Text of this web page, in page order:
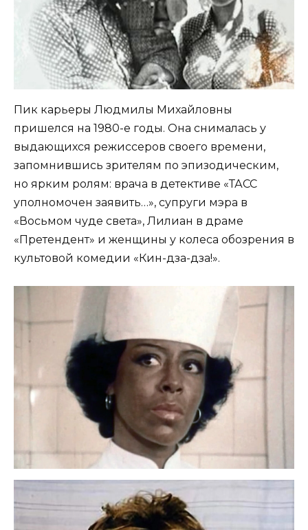
Пик карьеры Людмилы Михайловны
пришелся на 1980-е годы. Она снималась у
выдающихся режиссеров своего времени,
запомнившись зрителям по эпизодическим,
но ярким ролям: врача в детективе «ТАСС
уполномочен заявить…», супруги мэра в
«Восьмом чуде света», Лилиан в драме
«Претендент» и женщины у колеса обозрения в
культовой комедии «Кин-дза-дза!».